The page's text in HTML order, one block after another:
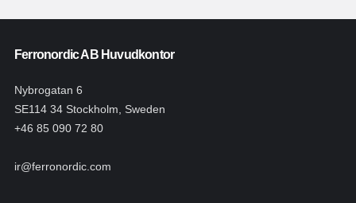
Ferronordic AB Huvudkontor
Nybrogatan 6
SE114 34 Stockholm, Sweden
+46 85 090 72 80
ir@ferronordic.com